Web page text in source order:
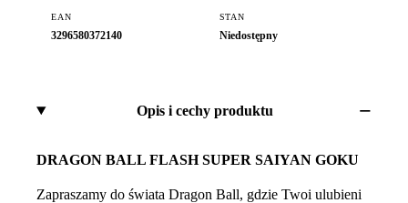
EAN
3296580372140
STAN
Niedostępny
Opis i cechy produktu
DRAGON BALL FLASH SUPER SAIYAN GOKU
Zapraszamy do świata Dragon Ball, gdzie Twoi ulubieni